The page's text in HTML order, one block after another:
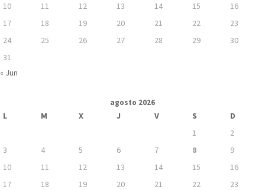
10
11 12 13 14 15
16
17
18 19 20 21 22
23
24
25 26 27 28 29
30
31
« Jun
agosto 2026
L M X J V S
D
1
2
3
4 5 6 7 8
9
10
11 12 13 14 15
16
17
18 19 20 21 22
23